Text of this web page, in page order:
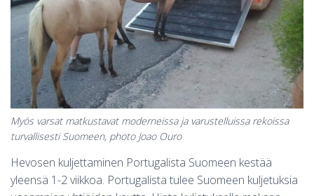
Myös varsat matkustavat moderneissa ja varustelluissa rekoissa
turvallisesti Suomeen, photo Joao Ouro
Hevosen kuljettaminen Portugalista Suomeen kestää
yleensä 1-2 viikkoa. Portugalista tulee Suomeen kuljetuksia